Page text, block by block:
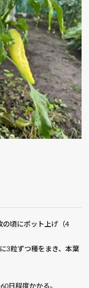
の頃にポット上げ（4
3粒ずつ種をまき、本葉
日程度かかる。